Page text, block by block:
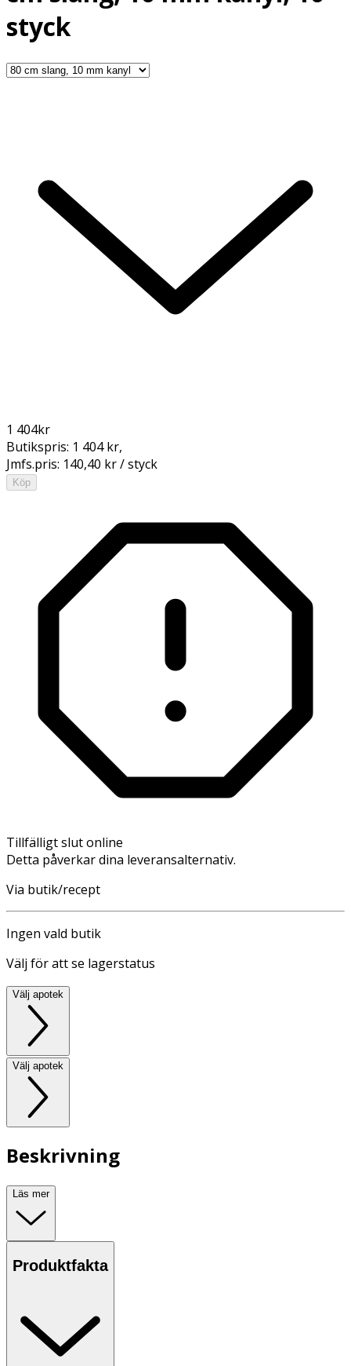
styck
1 404kr
Butikspris: 1 404 kr,
Jmfs.pris: 140,40 kr / styck
Köp
Tillfälligt slut online
Detta påverkar dina leveransalternativ.
Via butik/recept
Ingen vald butik
Välj för att se lagerstatus
Välj apotek
Välj apotek
Beskrivning
Läs mer
Produktfakta